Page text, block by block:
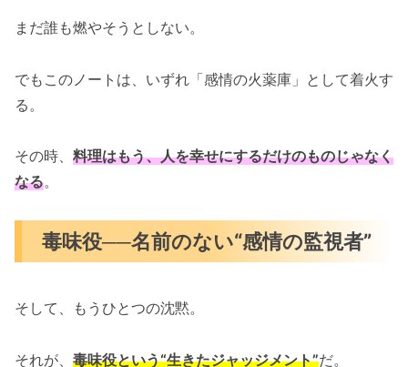
まだ誰も燃やそうとしない。
でもこのノートは、いずれ「感情の火薬庫」として着火す
る。
その時、 料理はもう、人を幸せにするだけのものじゃなく
なる。
毒味役──名前のない“感情の監視者”
そして、もうひとつの沈黙。
それが、 毒味役という“生きたジャッジメント”だ。